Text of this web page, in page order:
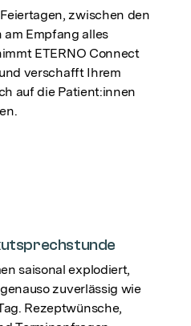
zwischen den
Empfang alles
ETERNO Connect
verschafft Ihrem
auf die Patient:innen
saisonal explodiert,
zuverlässig wie
Rezeptwünsche,